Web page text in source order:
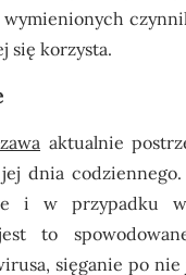
się korzysta.
aktualnie
dnia
i w przypadku
to
sięganie po